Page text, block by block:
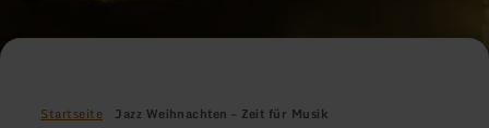
Startseite Jazz Weihnachten – Zeit für Musik